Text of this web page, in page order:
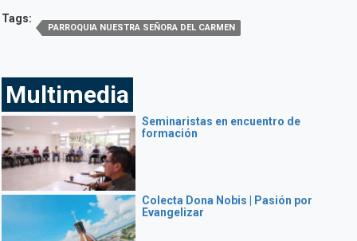
Tags:
PARROQUIA NUESTRA SEÑORA DEL CARMEN
Multimedia
Seminaristas en encuentro de
formación
Colecta Dona Nobis | Pasión por
Evangelizar